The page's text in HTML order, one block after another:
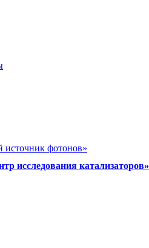
источник фотонов»
исследования катализаторов»